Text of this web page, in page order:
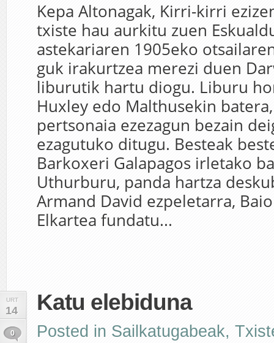
Kepa Altonagak, Kirri-kirri
txiste hau aurkitu zuen
astekariaren 1905eko
guk irakurtzea merezi duen
liburutik hartu diogu. Liburu
Huxley edo Malthusekin
pertsonaia ezezagun bezain
ezagutuko ditugu. Besteak
Barkoxeri Galapagos irletako
Uthurburu, panda hartza
Armand David ezpeletarra,
Elkartea fundatu...
URT
14
0
Katu elebiduna
Posted in Sailkatugabeak,